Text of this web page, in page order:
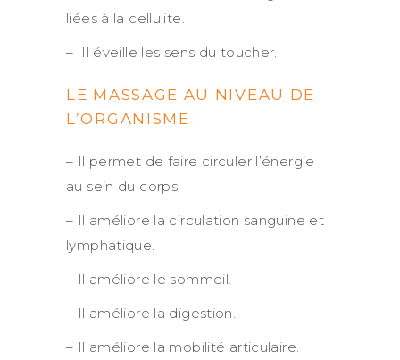
liées à la cellulite.
– Il éveille les sens du toucher.
LE MASSAGE AU NIVEAU DE
L’ORGANISME :
– Il permet de faire circuler l’énergie
au sein du corps
– Il améliore la circulation sanguine et
lymphatique.
– Il améliore le sommeil.
– Il améliore la digestion.
– Il améliore la mobilité articulaire.